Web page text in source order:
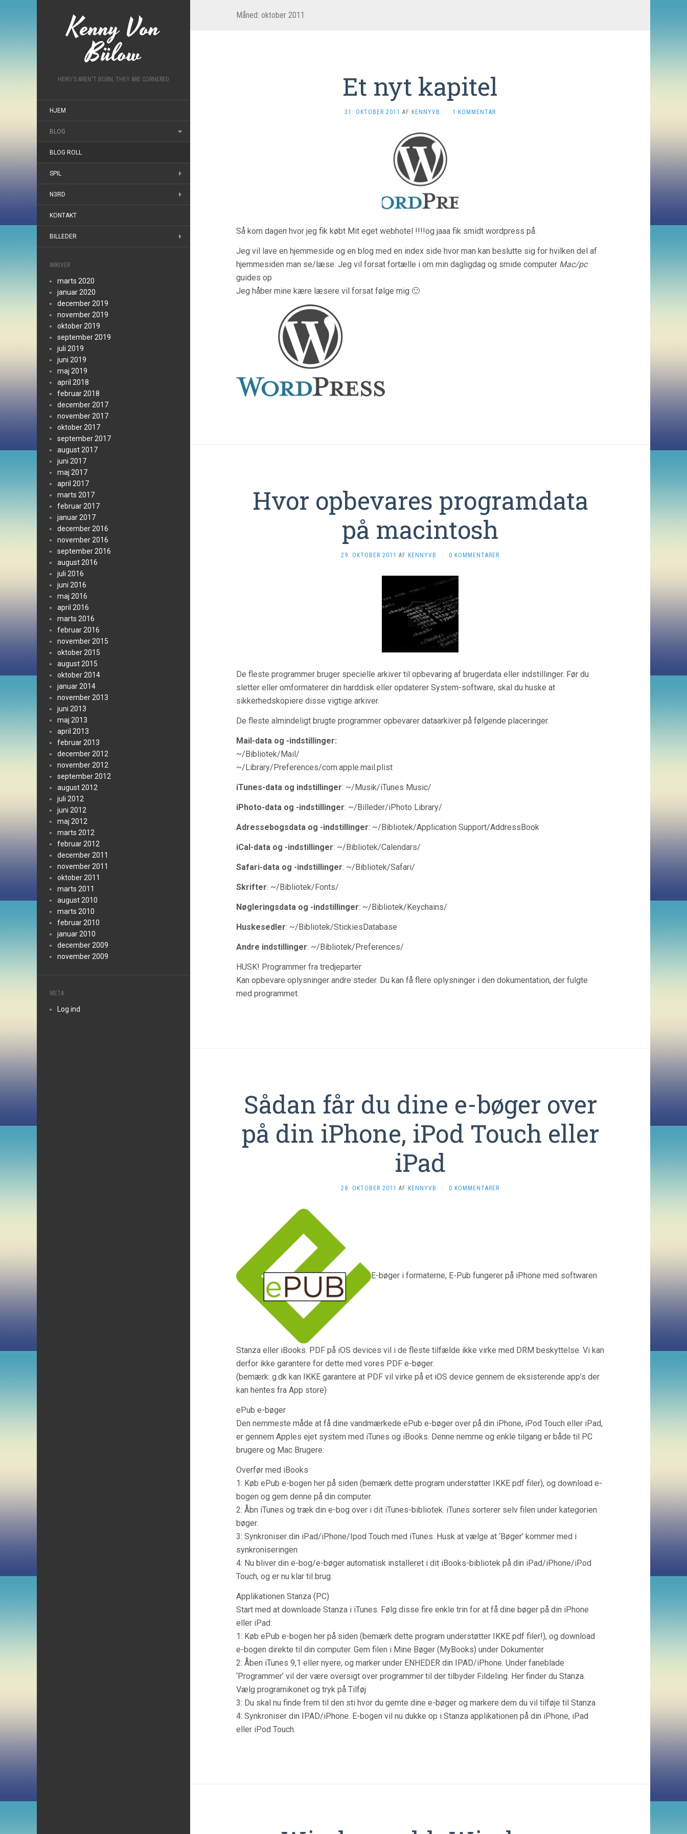
Kenny Von
Bülow
HERO'S AREN'T BORN, THEY ARE CORNERED
HJEM
BLOG
BLOG ROLL
SPIL
N3RD
KONTAKT
BILLEDER
ARKIVER
marts 2020
januar 2020
december 2019
november 2019
oktober 2019
september 2019
juli 2019
juni 2019
maj 2019
april 2018
februar 2018
december 2017
november 2017
oktober 2017
september 2017
august 2017
juni 2017
maj 2017
april 2017
marts 2017
februar 2017
januar 2017
december 2016
november 2016
september 2016
august 2016
juli 2016
juni 2016
maj 2016
april 2016
marts 2016
februar 2016
november 2015
oktober 2015
august 2015
oktober 2014
januar 2014
november 2013
juni 2013
maj 2013
april 2013
februar 2013
december 2012
november 2012
september 2012
august 2012
juli 2012
juni 2012
maj 2012
marts 2012
februar 2012
december 2011
november 2011
oktober 2011
marts 2011
august 2010
marts 2010
februar 2010
januar 2010
december 2009
november 2009
META
Log ind
Måned: oktober 2011
Et nyt kapitel
31. OKTOBER 2011 AF KENNYVB · 1 KOMMENTAR
Så kom dagen hvor jeg fik købt Mit eget webhotel !!!!og jaaa fik smidt wordpress på.
Jeg vil lave en hjemmeside og en blog med en index side hvor man kan beslutte sig for hvilken del af
hjemmesiden man se/læse. Jeg vil forsat fortælle i om min dagligdag og smide computer Mac/pc
guides op
Jeg håber mine kære læsere vil forsat følge mig 🙂
Hvor opbevares programdata
på macintosh
29. OKTOBER 2011 AF KENNYVB · 0 KOMMENTARER
De fleste programmer bruger specielle arkiver til opbevaring af brugerdata eller indstillinger. Før du
sletter eller omformaterer din harddisk eller opdaterer System-software, skal du huske at
sikkerhedskopiere disse vigtige arkiver.
De fleste almindeligt brugte programmer opbevarer dataarkiver på følgende placeringer.
Mail-data og -indstillinger:
~/Bibliotek/Mail/
~/Library/Preferences/com.apple.mail.plist
iTunes-data og indstillinger: ~/Musik/iTunes Music/
iPhoto-data og -indstillinger: ~/Billeder/iPhoto Library/
Adressebogsdata og -indstillinger: ~/Bibliotek/Application Support/AddressBook
iCal-data og -indstillinger: ~/Bibliotek/Calendars/
Safari-data og -indstillinger: ~/Bibliotek/Safari/
Skrifter: ~/Bibliotek/Fonts/
Nøgleringsdata og -indstillinger: ~/Bibliotek/Keychains/
Huskesedler: ~/Bibliotek/StickiesDatabase
Andre indstillinger: ~/Bibliotek/Preferences/
HUSK! Programmer fra tredjeparter
Kan opbevare oplysninger andre steder. Du kan få flere oplysninger i den dokumentation, der fulgte
med programmet.
Sådan får du dine e-bøger over
på din iPhone, iPod Touch eller
iPad
28. OKTOBER 2011 AF KENNYVB · 0 KOMMENTARER
E-bøger i formaterne, E-Pub fungerer på iPhone med softwaren
Stanza eller iBooks. PDF på iOS devices vil i de fleste tilfælde ikke virke med DRM beskyttelse. Vi kan
derfor ikke garantere for dette med vores PDF e-bøger.
(bemærk: g.dk kan IKKE garantere at PDF vil virke på et iOS device gennem de eksisterende app’s der
kan hentes fra App store)
ePub e-bøger
Den nemmeste måde at få dine vandmærkede ePub e-bøger over på din iPhone, iPod Touch eller iPad,
er gennem Apples ejet system med iTunes og iBooks. Denne nemme og enkle tilgang er både til PC
brugere og Mac Brugere:
Overfør med iBooks
1: Køb ePub e-bogen her på siden (bemærk dette program understøtter IKKE pdf filer), og download e-
bogen og gem denne på din computer.
2: Åbn iTunes og træk din e-bog over i dit iTunes-bibliotek. iTunes sorterer selv filen under kategorien
bøger.
3: Synkroniser din iPad/iPhone/Ipod Touch med iTunes. Husk at vælge at ‘Bøger’ kommer med i
synkroniseringen
4: Nu bliver din e-bog/e-bøger automatisk installeret i dit iBooks-bibliotek på din iPad/iPhone/iPod
Touch, og er nu klar til brug.
Applikationen Stanza (PC)
Start med at downloade Stanza i iTunes. Følg disse fire enkle trin for at få dine bøger på din iPhone
eller iPad:
1: Køb ePub e-bogen her på siden (bemærk dette program understøtter IKKE pdf filer!), og download
e-bogen direkte til din computer. Gem filen i Mine Bøger (MyBooks) under Dokumenter
2: Åben iTunes 9,1 eller nyere, og marker under ENHEDER din IPAD/iPhone. Under faneblade
‘Programmer’ vil der være oversigt over programmer til der tilbyder Fildeling. Her finder du Stanza.
Vælg programikonet og tryk på Tilføj
3: Du skal nu finde frem til den sti hvor du gemte dine e-bøger og markere dem du vil tilføje til Stanza
4: Synkroniser din IPAD/iPhone. E-bogen vil nu dukke op i Stanza applikationen på din iPhone, iPad
eller iPod Touch.